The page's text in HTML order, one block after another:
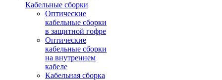
Кабельные сборки
Оптические
кабельные сборки
в защитной гофре
Оптические
кабельные сборки
на внутреннем
кабеле
Кабельная сборка